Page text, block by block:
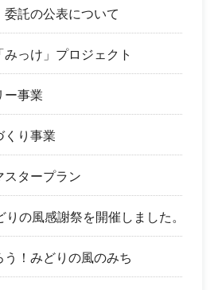
託の公表について
っけ」プロジェクト
ー事業
くり事業
スタープラン
の風感謝祭を開催しました。
！みどりの風のみち